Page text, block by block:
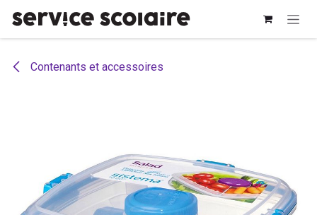
Contenants et accessoires